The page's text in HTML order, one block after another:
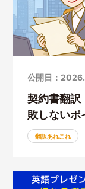
公開日：
契約書翻訳
敗しないポ
翻訳あれこれ